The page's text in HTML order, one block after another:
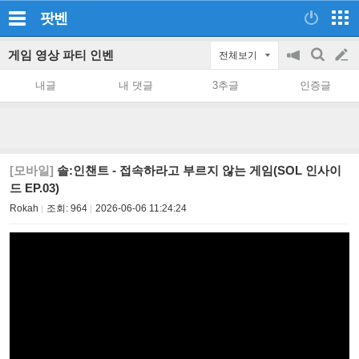
팟벤
게임 영상 파티 인벤 전체보기
공
on/off
검
색
글
쓰
내글 내 댓글 3추글 인증글
[모바일] 솔:인챈트 - 접속하라고 부르지 않는 게임(SOL 인사이
드 EP.03)
Rokah 조회: 964 2026-06-06 11:24:24